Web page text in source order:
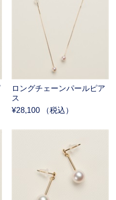
ロングチェーンパールピア
ス
¥28,100 （税込）